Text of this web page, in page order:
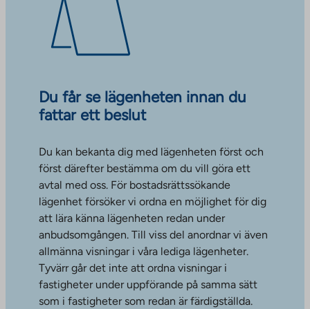
Du får se lägenheten innan du
fattar ett beslut
Du kan bekanta dig med lägenheten först och
först därefter bestämma om du vill göra ett
avtal med oss. För bostadsrättssökande
lägenhet försöker vi ordna en möjlighet för dig
att lära känna lägenheten redan under
anbudsomgången. Till viss del anordnar vi även
allmänna visningar i våra lediga lägenheter.
Tyvärr går det inte att ordna visningar i
fastigheter under uppförande på samma sätt
som i fastigheter som redan är färdigställda.